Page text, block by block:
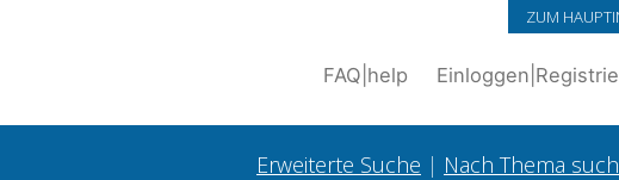
ZUM
FAQ help Einloggen
Erweiterte Suche | Nach Thema